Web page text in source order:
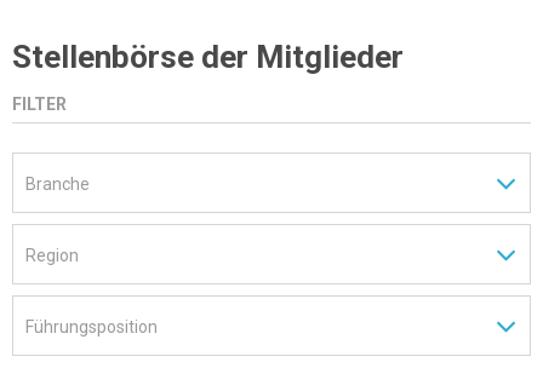
Stellenbörse der Mitglieder
FILTER